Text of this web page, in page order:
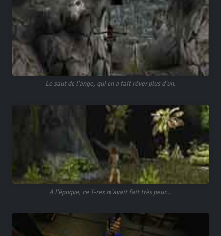
Le saut de l'ange, qui en a fait rêver plus d'un.
A l'époque, ce T-rex m'avait fait très peur...